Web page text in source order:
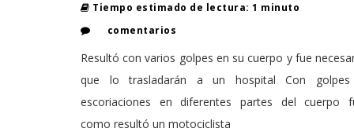
Tiempo estimado de lectura: 1 minuto
comentarios
Resultó con varios golpes en su cuerpo y fue
que lo trasladarán a un hospital Con
escoriaciones en diferentes partes del cuerpo
como resultó un motociclista